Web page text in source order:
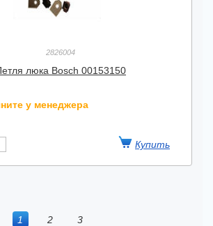
2826004
люка Bosch 00153150
у менеджера
1 2
3